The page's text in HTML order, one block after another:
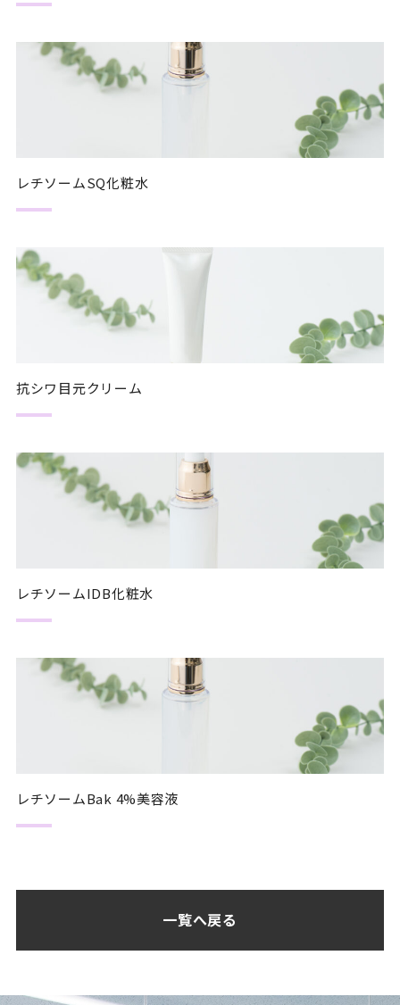
レチソームSQ化粧水
抗シワ目元クリーム
レチソームIDB化粧水
レチソームBak 4%美容液
一覧へ戻る